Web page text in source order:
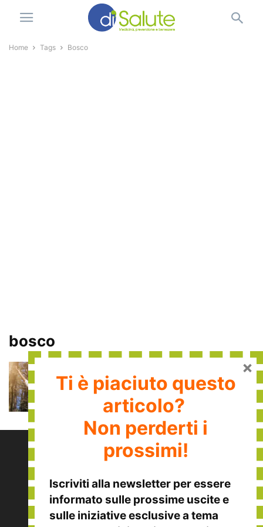
Home Tags Bosco
bosco
metodo naturale per ridurre
stress e infiammazioni
Francesca Lanza - 28 Giugno 2025
Ti è piaciuto questo
articolo?
Non perderti i
prossimi!
Iscriviti alla newsletter per essere
informato sulle prossime uscitee
sulle iniziative esclusivea tema
×